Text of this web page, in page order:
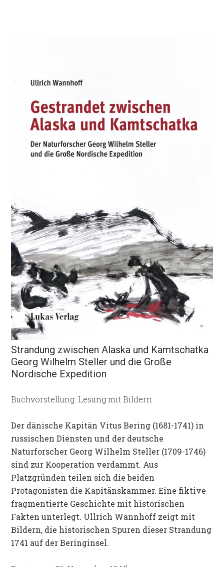
Strandung zwischen Alaska und Kamtschatka
Georg Wilhelm Steller und die Große
Nordische Expedition
Buchvorstellung: Lesung mit Bildern
Der dänische Kapitän Vitus Bering (1681-1741) in
russischen Diensten und der deutsche
Naturforscher Georg Wilhelm Steller (1709-1746)
sind zur Kooperation verdammt. Aus
Platzgründen teilen sich die beiden
Protagonisten die Kapitänskammer. Eine fiktive
fragmentierte Geschichte mit historischen
Fakten unterlegt. Ullrich Wannhoff zeigt mit
Bildern, die historischen Spuren dieser Strandung
1741 auf der Beringinsel.